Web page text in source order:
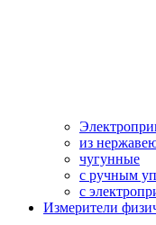
из
чугунные
с ручным
c
Измерители